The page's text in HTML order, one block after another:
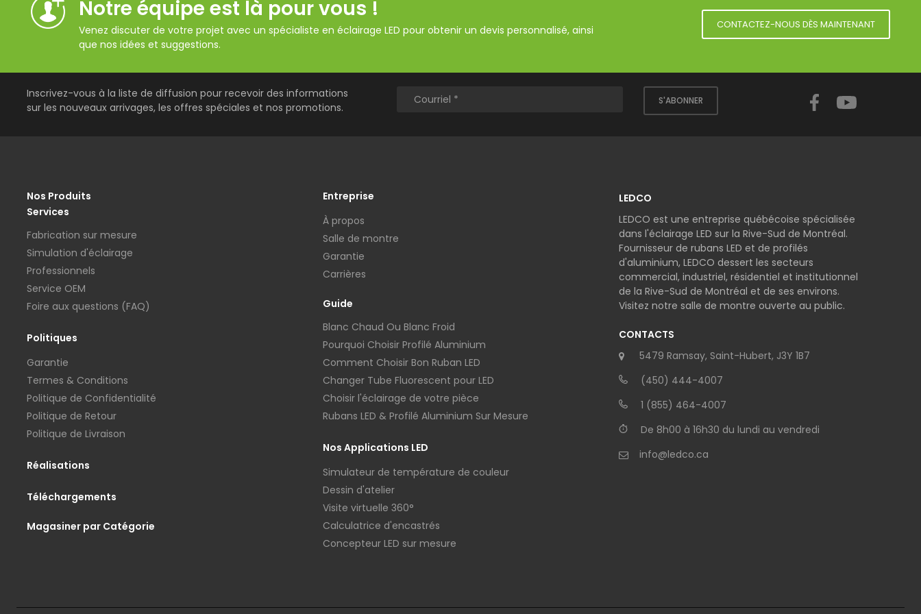
Notre équipe est là pour vous !
Venez discuter de votre projet avec un spécialiste en éclairage LED pour obtenir un devis personnalisé, ainsi
que nos idées et suggestions.
CONTACTEZ-NOUS DÈS MAINTENANT
Inscrivez-vous à la liste de diffusion pour recevoir des informations
sur les nouveaux arrivages, les offres spéciales et nos promotions.
S'ABONNER
Nos Produits
Services
Fabrication sur mesure
Simulation d'éclairage
Professionnels
Service OEM
Foire aux questions (FAQ)
Politiques
Garantie
Termes & Conditions
Politique de Confidentialité
Politique de Retour
Politique de Livraison
Réalisations
Téléchargements
Magasiner par Catégorie
Entreprise
À propos
Salle de montre
Garantie
Carrières
Guide
Blanc Chaud Ou Blanc Froid
Pourquoi Choisir Profilé Aluminium
Comment Choisir Bon Ruban LED
Changer Tube Fluorescent pour LED
Choisir l'éclairage de votre pièce
Rubans LED & Profilé Aluminium Sur Mesure
Nos Applications LED
Simulateur de température de couleur
Dessin d'atelier
Visite virtuelle 360°
Calculatrice d'encastrés
Concepteur LED sur mesure
LEDCO
LEDCO est une entreprise québécoise spécialisée
dans l'éclairage LED sur la Rive-Sud de Montréal.
Fournisseur de rubans LED et de profilés
d'aluminium, LEDCO dessert les secteurs
commercial, industriel, résidentiel et institutionnel
de la Rive-Sud de Montréal et de ses environs.
Visitez notre salle de montre ouverte au public.
CONTACTS
5479 Ramsay, Saint-Hubert, J3Y 1B7
(450) 444-4007
1 (855) 464-4007
De 8h00 à 16h30 du lundi au vendredi
info@ledco.ca